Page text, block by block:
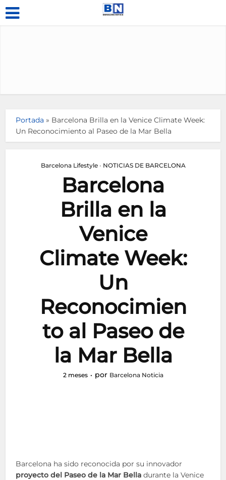
Portada » Barcelona Brilla en la Venice Climate Week:
Un Reconocimiento al Paseo de la Mar Bella
Barcelona Lifestyle • NOTICIAS DE BARCELONA
Barcelona
Brilla en la
Venice
Climate Week:
Un
Reconocimien
to al Paseo de
la Mar Bella
2 meses por Barcelona Noticia
Barcelona ha sido reconocida por su innovador
proyecto del Paseo de la Mar Bella durante la Venice